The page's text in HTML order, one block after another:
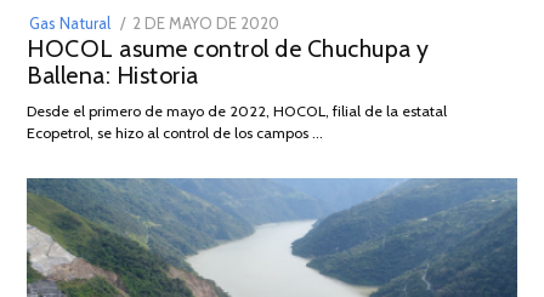
Gas Natural
POSTED
ON
2 DE MAYO DE 2020
DE
2026
HOCOL asume control de Chuchupa y
Ballena: Historia
Desde el primero de mayo de 2022, HOCOL, filial de la estatal
Ecopetrol, se hizo al control de los campos …